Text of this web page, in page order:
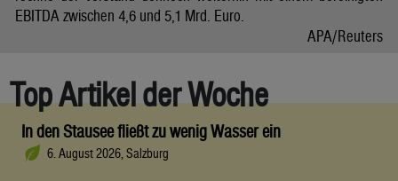
EBITDA zwischen 4,6 und 5,1 Mrd. Euro.
APA/Reuters
Top Artikel der Woche
In den Stausee fließt zu wenig Wasser ein
6. August 2026, Salzburg